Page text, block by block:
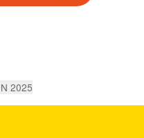
2025